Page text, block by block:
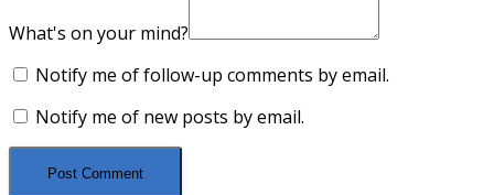
What's on your mind?
Notify me of follow-up comments by email.
Notify me of new posts by email.